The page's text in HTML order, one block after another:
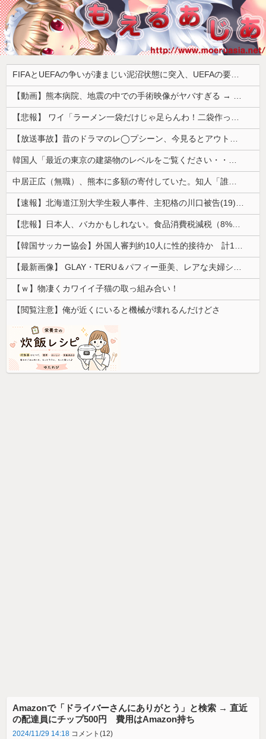
FIFAとUEFAの争いが凄まじい泥沼状態に突入、UEFAの要求を呑んだFIFAだったがUEFA側は強硬姿勢を崩さず……
【動画】熊本病院、地震の中での手術映像がヤバすぎる → 医療機器が飛び交う激震の中で患者を全身で庇う医師らの咄嗟の行動に世界中から絶賛の嵐
【悲報】 ワイ「ラーメン一袋だけじゃ足らんわ！二袋作ったろ！」→結果ｗｗｗ
【放送事故】昔のドラマのレ◯プシーン、今見るとアウトすぎる・・・
韓国人「最近の東京の建築物のレベルをご覧ください・・・」
中居正広（無職）、熊本に多額の寄付していた。知人「誰にも知られなくてもいい、と公表してない」
【速報】北海道江別大学生殺人事件、主犯格の川口被告(19)に無期懲役の判決
【悲報】日本人、バカかもしれない。食品消費税減税（8%→1%）に93.2%の国民が賛成してしまう
【韓国サッカー協会】外国人審判約10人に性的接待か 計1496回、約2億ウォン（約2200万円）
【最新画像】 GLAY・TERU＆パフィー亜美、レアな夫婦ショットを公開してしまう！
【ｗ】物凄くカワイイ子猫の取っ組み合い！
【閲覧注意】俺が近くにいると機械が壊れるんだけどさ
Amazonで「ドライバーさんにありがとう」と検索 → 直近
の配達員にチップ500円 費用はAmazon持ち
2024/11/29 14:18 コメント(12)